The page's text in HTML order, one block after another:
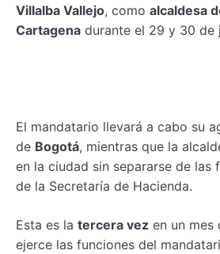
Villalba Vallejo, como alcaldesa
Cartagena durante el 29 y 30 de
El mandatario llevará a cabo su
de Bogotá, mientras que la
en la ciudad sin separarse de las
de la Secretaría de Hacienda.
Esta es la tercera vez en un mes
ejerce las funciones del